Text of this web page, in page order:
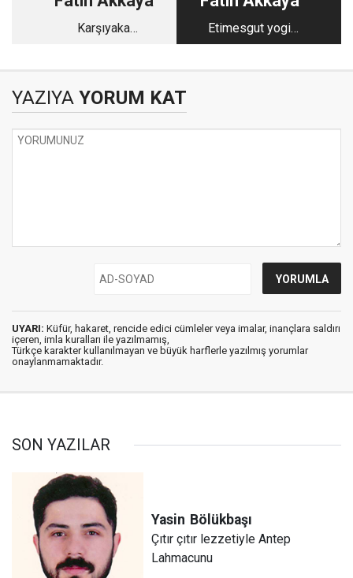
Karşıyaka
Etimesgut yogi
cemaati
YAZIYA YORUM KAT
UYARI: Küfür, hakaret, rencide edici cümleler veya imalar, inançlara saldırı
içeren, imla kuralları ile yazılmamış,
Türkçe karakter kullanılmayan ve büyük harflerle yazılmış yorumlar
onaylanmamaktadır.
SON YAZILAR
Yasin Bölükbaşı
Çıtır çıtır lezzetiyle Antep
Lahmacunu